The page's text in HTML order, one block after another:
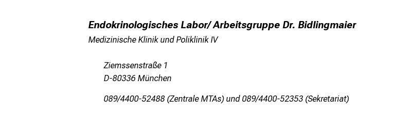
Endokrinologisches Labor/ Arbeitsgruppe Dr. Bidlingmaier
Medizinische Klinik und Poliklinik IV
Ziemssenstraße 1
D-80336 München
089/4400-52488 (Zentrale MTAs) und 089/4400-52353 (Sekretariat)